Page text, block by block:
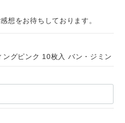
想をお待ちしております。
グピンク 10枚入 バン・ジミン